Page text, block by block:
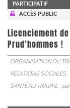
PARTICIPATIF
ACCÈS PUBLIC
Licenciement
Prud’hommes !
ORGANISATION DU
RELATIONS SOCIALES
SANTÉ AU TRAVAIL